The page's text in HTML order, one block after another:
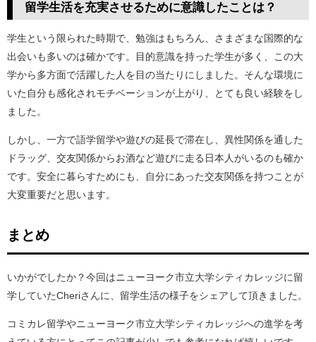
留学生活を充実させるために意識したことは？
学生という限られた時期で、勉強はもちろん、さまざまな国際的な
出会いも多いのは確かです。目的意識を持った学生が多く、この大
学から多方面で活躍した人を目の当たりにしました。そんな環境に
いた自分も感化されモチベーションが上がり、とても良い経験をし
ました。
しかし、一方で語学留学や遊びの延長で滞在し、異性関係を通した
ドラッグ、交友関係からお酒など遊びに走る日本人がいるのも確か
です。安全に暮らすためにも、自分にあった交友関係を持つことが
大変重要だと思います。
まとめ
いかがでしたか？今回はニューヨーク市立大学シティカレッジに留
学していたCheriさんに、留学生活の様子をシェアして頂きました。
コミカレ留学やニューヨーク市立大学シティカレッジへの進学を考